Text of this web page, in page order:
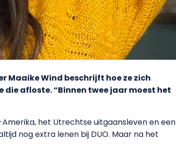
Maaike Wind beschrijft hoe ze zich
afloste. “Binnen twee jaar moest het
het Utrechtse uitgaansleven en een
nog extra lenen bij DUO. Maar na het